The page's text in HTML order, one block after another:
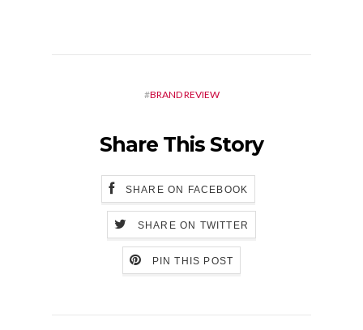
#BRAND REVIEW
Share This Story
SHARE ON FACEBOOK
SHARE ON TWITTER
PIN THIS POST